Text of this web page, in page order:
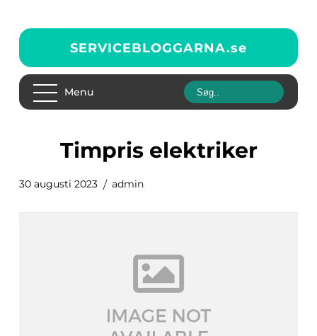
SERVICEBLOGGARNA.se
Menu
timpris elektriker
30 augusti 2023 admin